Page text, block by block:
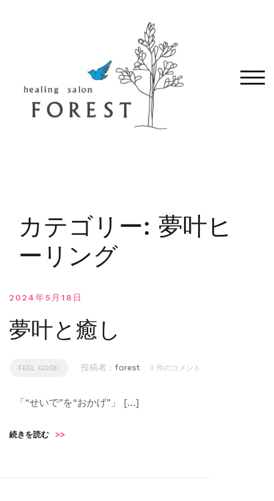
モバ
カテゴリー: 夢叶ヒ
ーリング
2024年5月18日
夢叶と癒し
FEEL GOOD 投稿者 : forest 0 件のコメント
「“せいで”を“おかげ”」 […]
続きを読む >>